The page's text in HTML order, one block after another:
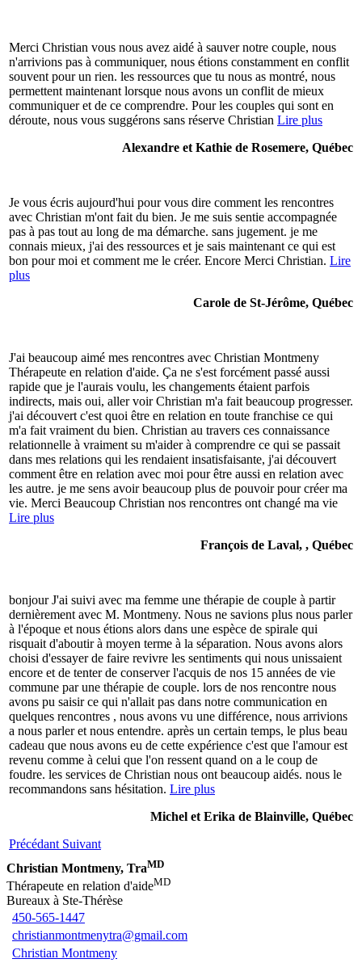
Merci Christian vous nous avez aidé à sauver notre couple, nous
n'arrivions pas à communiquer, nous étions constamment en conflit
souvent pour un rien. les ressources que tu nous as montré, nous
permettent maintenant lorsque nous avons un conflit de mieux
communiquer et de ce comprendre. Pour les couples qui sont en
déroute, nous vous suggérons sans réserve Christian Lire plus
Alexandre et Kathie de Rosemere, Québec
Je vous écris aujourd'hui pour vous dire comment les rencontres
avec Christian m'ont fait du bien. Je me suis sentie accompagnée
pas à pas tout au long de ma démarche. sans jugement. je me
connais mieux, j'ai des ressources et je sais maintenant ce qui est
bon pour moi et comment me le créer. Encore Merci Christian. Lire
plus
Carole de St-Jérôme, Québec
J'ai beaucoup aimé mes rencontres avec Christian Montmeny
Thérapeute en relation d'aide. Ça ne s'est forcément passé aussi
rapide que je l'aurais voulu, les changements étaient parfois
indirects, mais oui, aller voir Christian m'a fait beaucoup progresser.
j'ai découvert c'est quoi être en relation en toute franchise ce qui
m'a fait vraiment du bien. Christian au travers ces connaissance
relationnelle à vraiment su m'aider à comprendre ce qui se passait
dans mes relations qui les rendaient insatisfaisante, j'ai découvert
comment être en relation avec moi pour être aussi en relation avec
les autre. je me sens avoir beaucoup plus de pouvoir pour créer ma
vie. Merci Beaucoup Christian nos rencontres ont changé ma vie
Lire plus
François de Laval, , Québec
bonjour J'ai suivi avec ma femme une thérapie de couple à partir
dernièrement avec M. Montmeny. Nous ne savions plus nous parler
à l'époque et nous étions alors dans une espèce de spirale qui
risquait d'aboutir à moyen terme à la séparation. Nous avons alors
choisi d'essayer de faire revivre les sentiments qui nous unissaient
encore et de tenter de conserver l'acquis de nos 15 années de vie
commune par une thérapie de couple. lors de nos rencontre nous
avons pu saisir ce qui n'allait pas dans notre communication en
quelques rencontres , nous avons vu une différence, nous arrivions
a nous parler et nous entendre. après un certain temps, le plus beau
cadeau que nous avons eu de cette expérience c'est que l'amour est
revenu comme à celui que l'on ressent quand on a le coup de
foudre. les services de Christian nous ont beaucoup aidés. nous le
recommandons sans hésitation. Lire plus
Michel et Erika de Blainville, Québec
Précédant Suivant
Christian Montmeny, TraMD
Thérapeute en relation d'aideMD
Bureaux à Ste-Thérèse
450-565-1447
christianmontmenytra@gmail.com
Christian Montmeny